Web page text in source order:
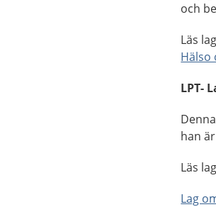
och
Läs
Hälso
LPT-
han
Läs
Lag